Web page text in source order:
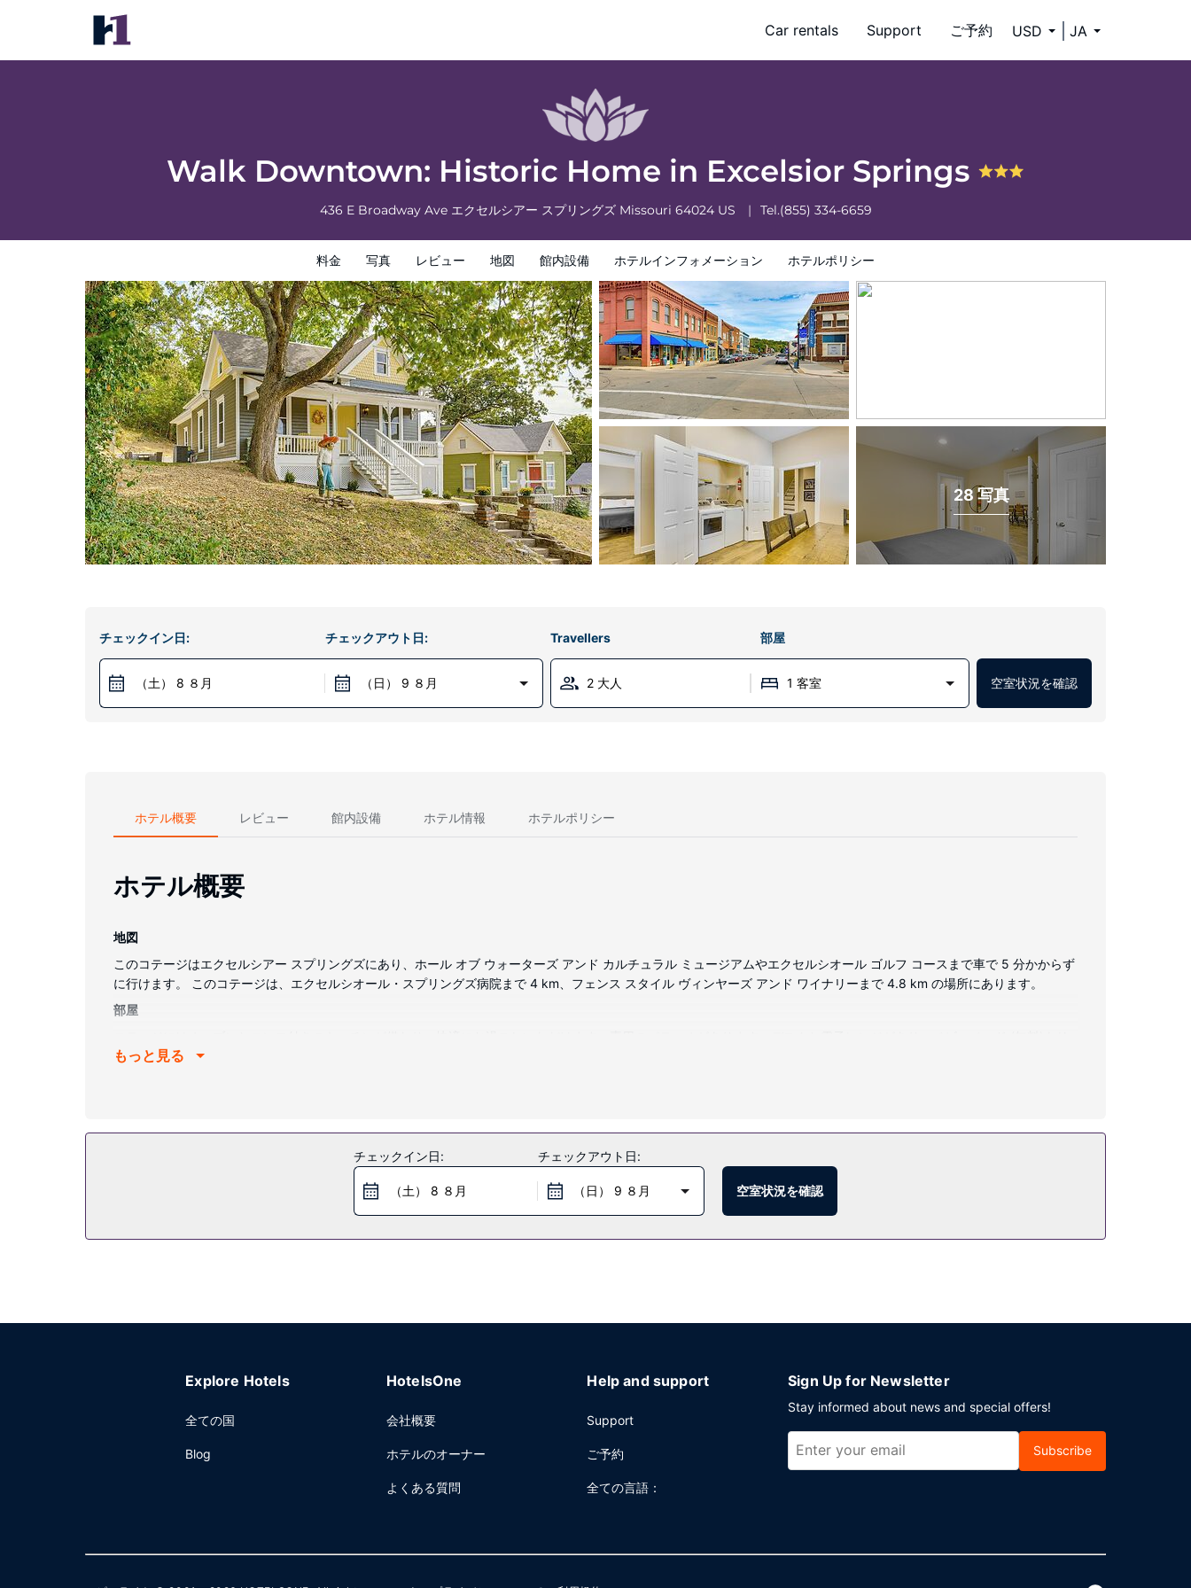
Car rentals Support ご予約 USD JA
Walk Downtown: Historic Home in Excelsior Springs
436 E Broadway Ave エクセルシアー スプリングズ Missouri 64024 US Tel.(855) 334-6659
料金 写真 レビュー 地図 館内設備 ホテルインフォメーション ホテルポリシー
Walk Downtown: Historic Home in Excelsior Springs
料金 写真
28 写真
チェックイン日:
（土） 8 ８月
チェックアウト日:
（日） 9 ８月
Travellers 部屋
2 大人 1 客室 空室状況を確認
ホテル概要 レビュー 館内設備 ホテル情報 ホテルポリシー
ホテル概要
地図
このコテージはエクセルシアー スプリングズにあり、ホール オブ ウォーターズ アンド カルチュラル ミュージアムやエクセルシオール ゴルフ コースまで車で 5 分かからず
に行けます。 このコテージは、エクセルシオール・スプリングズ病院まで 4 km、フェンス スタイル ヴィンヤーズ アンド ワイナリーまで 4.8 km の場所にあります。
部屋
クエスト可能です。
その他の施設
敷地内にはセルフパーキング (無料) が備わっています。
もっと見る
チェックイン日:
（土） 8 ８月
チェックアウト日:
（日） 9 ８月 空室状況を確認
Explore Hotels
全ての国
Blog
HotelsOne
会社概要
ホテルのオーナー
よくある質問
Help and support
Support
ご予約
全ての言語：
Sign Up for Newsletter
Stay informed about news and special offers!
Subscribe